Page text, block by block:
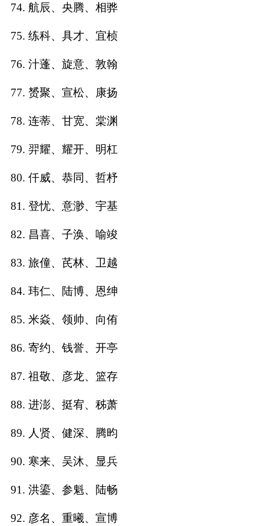
74. 航辰、央腾、相骅
75. 练科、具才、宜桢
76. 汁蓬、旋意、敦翰
77. 赟聚、宣松、康扬
78. 连蒂、甘宽、棠渊
79. 羿耀、耀开、明杠
80. 仟威、恭同、哲杼
81. 登忧、意渺、宇基
82. 昌喜、子涣、喻竣
83. 旅僮、芪林、卫越
84. 玮仁、陆博、恩绅
85. 米焱、领帅、向侑
86. 寄约、钱誉、开亭
87. 祖敬、彦龙、篮存
88. 进澎、挺宥、秭萧
89. 人贤、健深、腾昀
90. 寒来、吴沐、显兵
91. 洪鎏、参魁、陆畅
92. 彦名、重曦、宣博